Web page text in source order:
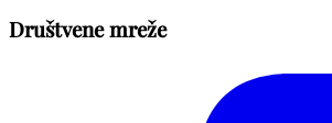
Društvene mreže